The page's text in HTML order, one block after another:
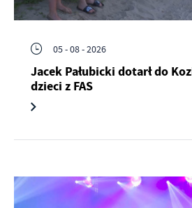
05 - 08 - 2026
Jacek Pałubicki dotarł do
dzieci z FAS